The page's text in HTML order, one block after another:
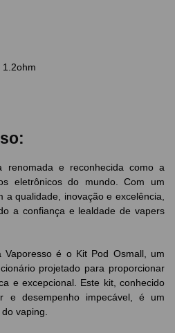
renomada e reconhecida como a
eletrônicos do mundo. Com um
a qualidade, inovação e excelência,
a confiança e lealdade de vapers
é o Kit Pod Osmall, um
projetado para proporcionar
e excepcional. Este kit, conhecido
e desempenho impecável, é um
vaping.